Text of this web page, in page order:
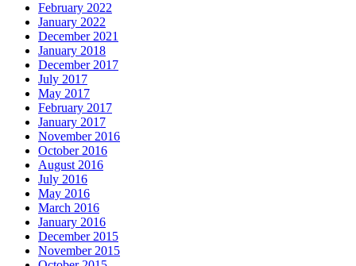
February 2022
January 2022
December 2021
January 2018
December 2017
July 2017
May 2017
February 2017
January 2017
November 2016
October 2016
August 2016
July 2016
May 2016
March 2016
January 2016
December 2015
November 2015